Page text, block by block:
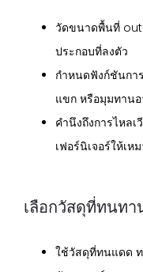
วัดขนาดพื้นที่
ประกอบที่ลงตัว
กำหนดฟังก์ชันกา
แขก หรือมุมทานอ
คำนึงถึงการไหล
เฟอร์นิเจอร์ให้เห
เลือกวัสดุที่ทนท
ใช้วัสดุที่ทนแดด